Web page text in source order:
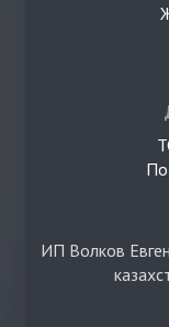
ИП Волков